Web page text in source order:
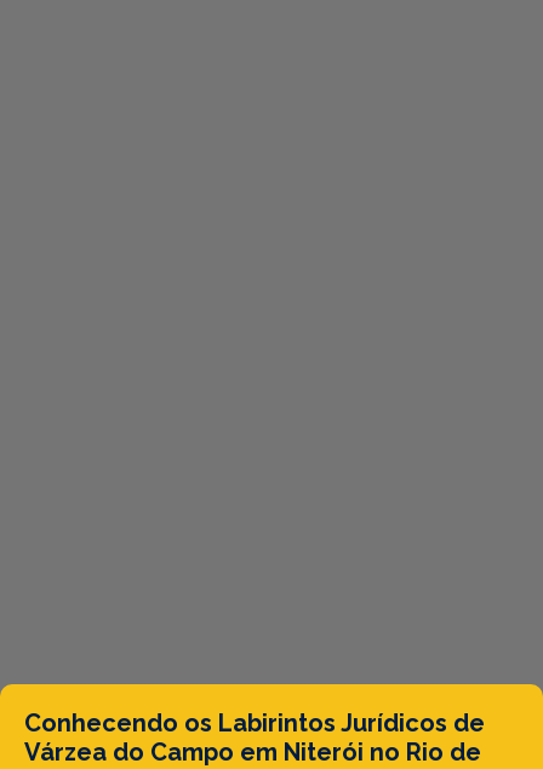
Conhecendo os Labirintos Jurídicos de
Várzea do Campo em Niterói no Rio de